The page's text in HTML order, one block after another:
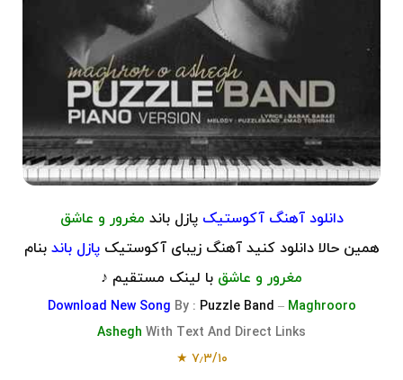
دانلود آهنگ آکوستیکپازل باند مغرور و عاشق
همین حالا دانلود کنید آهنگ زیبای آکوستیکپازل باند بنام
مغرور و عاشق با لینک مستقیم ♪
Download New Song By : Puzzle Band – Maghrooro
Ashegh With Text And Direct Links
۷٫۳/۱۰ ★